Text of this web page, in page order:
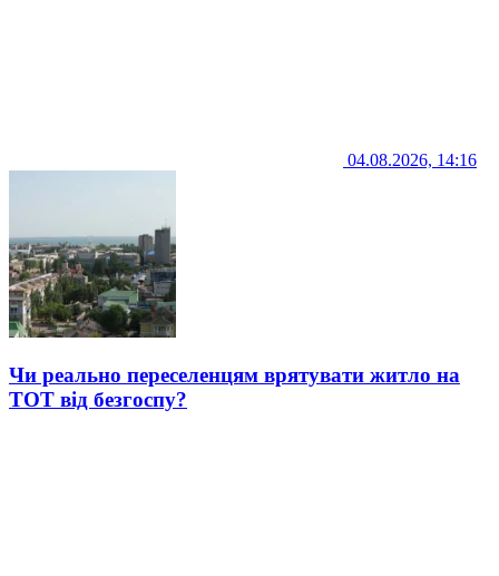
04.08.2026, 14:16
Чи реально переселенцям врятувати житло на
ТОТ від безгоспу?